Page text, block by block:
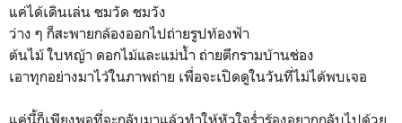
แค่ได้เดินเล่น ชมวัด ชมวัง
ว่าง ๆ ก็สะพายกล้องออกไปถ่ายรูปท้องฟ้า
ต้นไม้ ใบหญ้า ดอกไม้และแม่น้ำ ถ่ายตึกรามบ้านช่อง
เอาทุกอย่างมาไว้ในภาพถ่าย เพื่อจะเปิดดูในวันที่ไม่ได้พบเจอ
แค่นี้ก็เพียงพอที่จะกลับมาแล้วทำให้หัวใจร่ำร้องอยากกลับไปด้วย